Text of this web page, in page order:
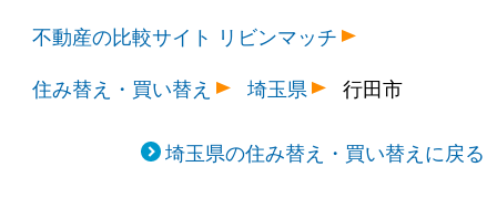
不動産の比較サイト リビンマッチ
住み替え・買い替え
埼玉県 行田市
埼玉県の住み替え・買い替えに戻る